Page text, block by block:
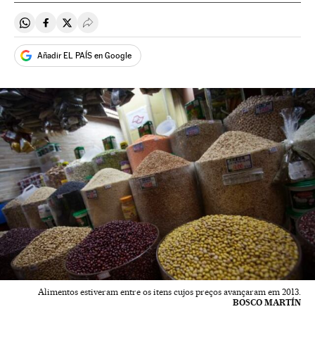
Compartir en Whatsapp
Compartir en Facebook
Compartir en Twitter
Desplegar Redes Sociales
Añadir EL PAÍS en Google
Alimentos estiveram entre os itens cujos preços avançaram em 2013.
BOSCO MARTÍN